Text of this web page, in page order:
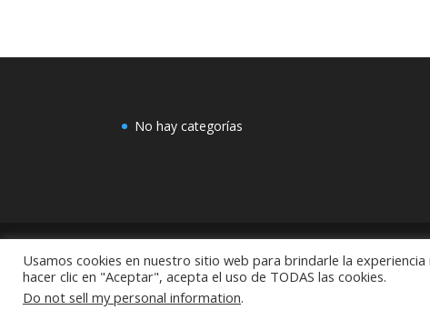
No hay categorías
COMEX: "Centro de Decoración Dayman
México
Usamos cookies en nuestro sitio web para brindarle la
hacer clic en "Aceptar", acepta el uso de TODAS las cookies.
Do not sell my personal information.